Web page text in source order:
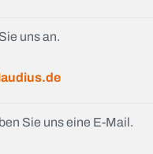
uns an.
Sie uns eine E-Mail.